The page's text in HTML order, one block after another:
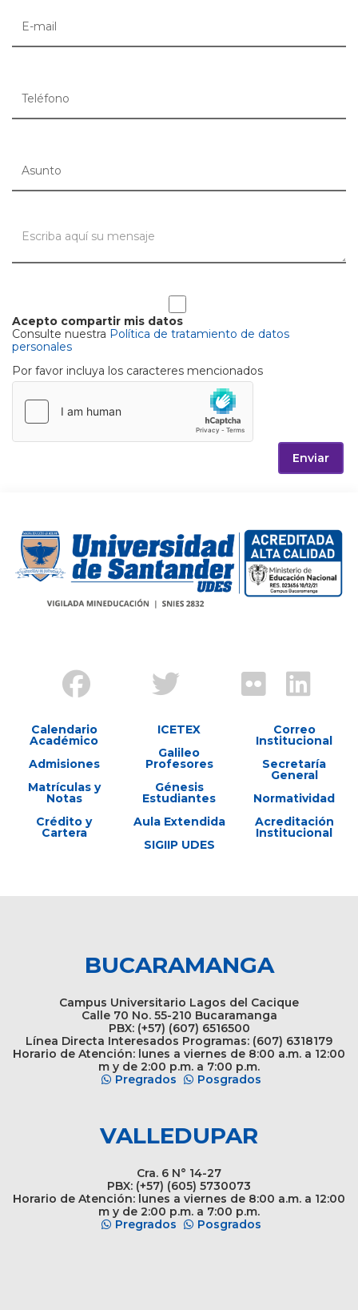
Acepto compartir mis datos
Consulte nuestra Política de tratamiento de datos
personales
Por favor incluya los caracteres mencionados
Enviar
Calendario
Académico
Admisiones
Matrículas y
Notas
Crédito y
Cartera
ICETEX
Galileo
Profesores
Génesis
Estudiantes
Aula Extendida
SIGIIP UDES
Correo
Institucional
Secretaría
General
Normatividad
Acreditación
Institucional
BUCARAMANGA
Campus Universitario Lagos del Cacique
Calle 70 No. 55-210 Bucaramanga
PBX: (+57) (607) 6516500
Línea Directa Interesados Programas: (607) 6318179
Horario de Atención: lunes a viernes de 8:00 a.m. a 12:00
m y de 2:00 p.m. a 7:00 p.m.
Pregrados
Posgrados
VALLEDUPAR
Cra. 6 N° 14-27
PBX: (+57) (605) 5730073
Horario de Atención: lunes a viernes de 8:00 a.m. a 12:00
m y de 2:00 p.m. a 7:00 p.m.
Pregrados
Posgrados